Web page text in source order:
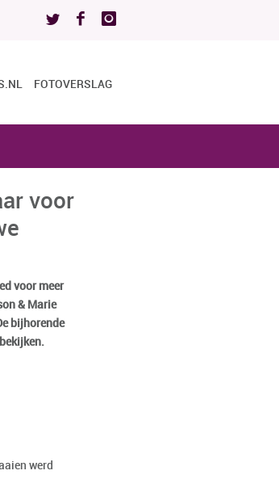
FOTOVERSLAG
voor
voor meer
& Marie
bijhorende
werd